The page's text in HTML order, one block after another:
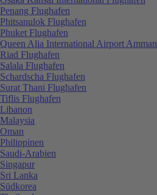
Penang Flughafen
Phitsanulok Flughafen
Phuket Flughafen
Queen Alia International Airport Amman
Riad Flughafen
Salala Flughafen
Schardscha Flughafen
Surat Thani Flughafen
Tiflis Flughafen
Libanon
Malaysia
Oman
Philippinen
Saudi-Arabien
Singapur
Sri Lanka
Südkorea